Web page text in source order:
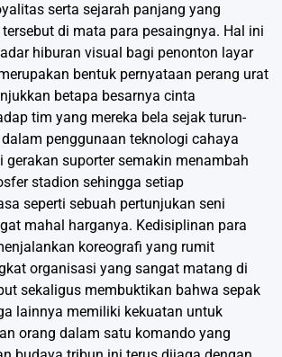
serta sejarah panjang yang
di mata para pesaingnya. Hal ini
hiburan visual bagi penonton layar
bentuk pernyataan perang urat
betapa besarnya cinta
tim yang mereka bela sejak turun-
penggunaan teknologi cahaya
gerakan suporter semakin menambah
stadion sehingga setiap
seperti sebuah pertunjukan seni
mahal harganya. Kedisiplinan para
koreografi yang rumit
organisasi yang sangat matang di
sekaligus membuktikan bahwa sepak
lainnya memiliki kekuatan untuk
orang dalam satu komando yang